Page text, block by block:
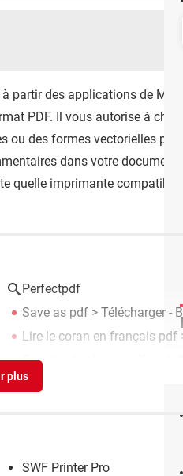
partir des applications de Ms
PDF. Il vous autorise à
des formes vectorielles
dans votre document
quelle imprimante compatible
Perfectpdf
Save as pdf > Télécharger -
Lire le coran en français pdf
Comment créer un pdf
SWF Printer Pro